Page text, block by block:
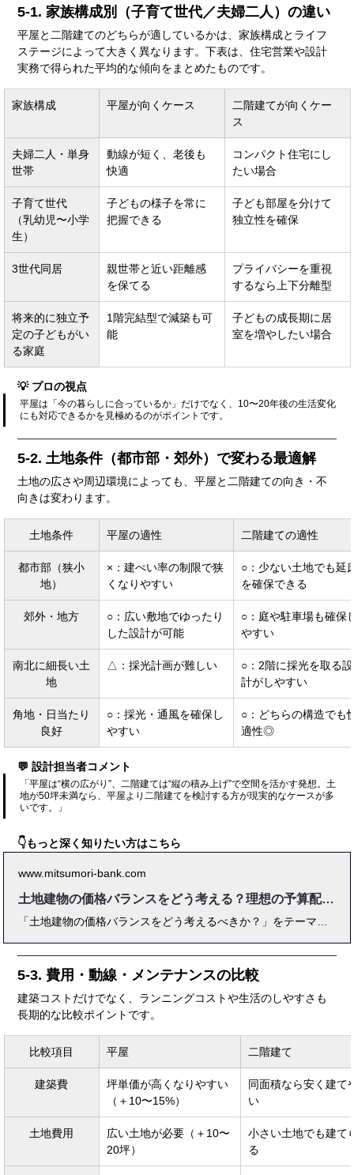
5-1. 家族構成別（子育て世代／夫婦二人）の違い
平屋と二階建てのどちらが適しているかは、家族構成とライフ
ステージによって大きく異なります。下表は、住宅営業や設計
実務で得られた平均的な傾向をまとめたものです。
家族構成 平屋が向くケース
二階建てが向くケー
ス
夫婦二人・単身
世帯
動線が短く、老後も
快適
コンパクト住宅にし
たい場合
子育て世代
（乳幼児〜小学
生）
子どもの様子を常に
把握できる
子ども部屋を分けて
独立性を確保
3世代同居
親世帯と近い距離感
を保てる
プライバシーを重視
するなら上下分離型
将来的に独立予
定の子どもがい
る家庭
1階完結型で減築も可
能
子どもの成長期に居
室を増やしたい場合
💡 プロの視点
平屋は「今の暮らしに合っているか」だけでなく、10〜20年後の生活変化
にも対応できるかを見極めるのがポイントです。
5-2. 土地条件（都市部・郊外）で変わる最適解
土地の広さや周辺環境によっても、平屋と二階建ての向き・不
向きは変わります。
土地条件 平屋の適性 二階建ての適性
都市部（狭小
地）
×：建ぺい率の制限で狭
くなりやすい
○：少ない土地でも延
を確保できる
郊外・地方
○：広い敷地でゆったり
した設計が可能
○：庭や駐車場も確保
やすい
南北に細長い土
地
△：採光計画が難しい
○：2階に採光を取る設
計がしやすい
角地・日当たり
良好
○：採光・通風を確保し
やすい
○：どちらの構造でも
適性◎
💬 設計担当者コメント
「平屋は“横の広がり”、二階建ては“縦の積み上げ”で空間を活かす発想。土
地が50坪未満なら、平屋より二階建てを検討する方が現実的なケースが多
いです。」
👇もっと深く知りたい方はこちら
www.mitsumori-bank.com
土地建物の価格バランスをどう考える？理想の予算配分を解説
5-3. 費用・動線・メンテナンスの比較
建築コストだけでなく、ランニングコストや生活のしやすさも
長期的な比較ポイントです。
比較項目 平屋 二階建て
建築費
坪単価が高くなりやすい
（＋10〜15%）
同面積なら安く建て
い
土地費用
広い土地が必要（＋10〜
20坪）
小さい土地でも建て
る